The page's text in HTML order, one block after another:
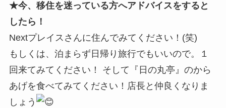
★今、移住を迷っている方へアドバイスをすると
したら！
Nextプレイスさんに住んでみてください！(笑)
もしくは、泊まらず日帰り旅行でもいいので。１
回来てみてください！ そして『日の丸亭』のから
あげを食べてみてください！店長と仲良くなりま
しょう